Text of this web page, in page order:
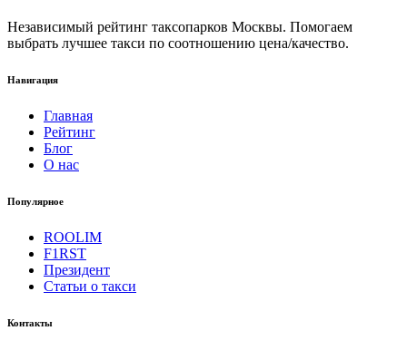
Независимый рейтинг таксопарков Москвы. Помогаем
выбрать лучшее такси по соотношению цена/качество.
Навигация
Главная
Рейтинг
Блог
О нас
Популярное
ROOLIM
F1RST
Президент
Статьи о такси
Контакты